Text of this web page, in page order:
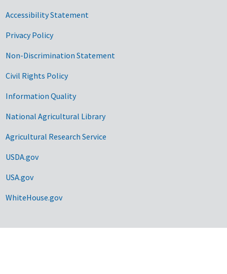
Accessibility Statement
Privacy Policy
Non-Discrimination Statement
Civil Rights Policy
Information Quality
National Agricultural Library
Agricultural Research Service
USDA.gov
USA.gov
WhiteHouse.gov